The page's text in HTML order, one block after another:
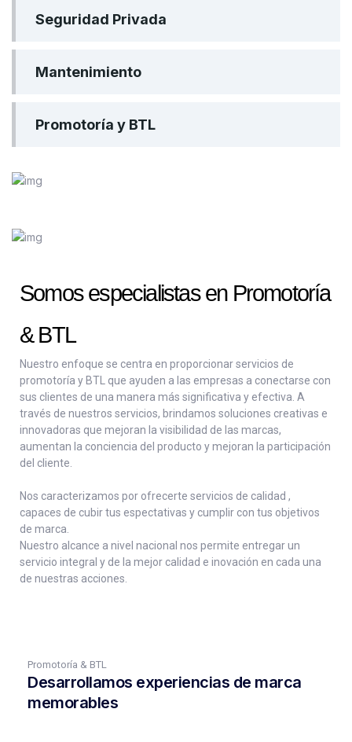
Seguridad Privada
Mantenimiento
Promotoría y BTL
Somos especialistas en Promotoría
& BTL
Nuestro enfoque se centra en proporcionar servicios de
promotoría y BTL que ayuden a las empresas a conectarse con
sus clientes de una manera más significativa y efectiva. A
través de nuestros servicios, brindamos soluciones creativas e
innovadoras que mejoran la visibilidad de las marcas,
aumentan la conciencia del producto y mejoran la participación
del cliente.
Nos caracterizamos por ofrecerte servicios de calidad ,
capaces de cubir tus espectativas y cumplir con tus objetivos
de marca.
Nuestro alcance a nivel nacional nos permite entregar un
servicio integral y de la mejor calidad e inovación en cada una
de nuestras acciones.
Promotoría & BTL
Desarrollamos experiencias de marca
memorables